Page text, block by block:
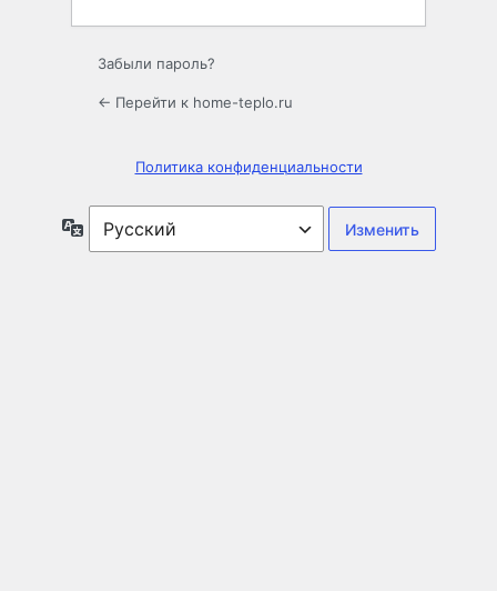
Забыли пароль?
← Перейти к home-teplo.ru
Политика конфиденциальности
Язык